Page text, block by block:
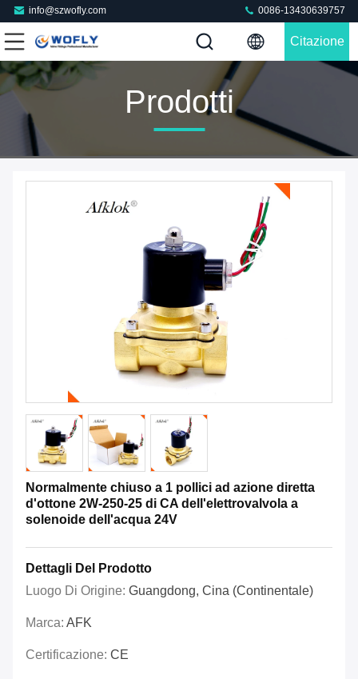
info@szwofly.com 0086-13430639757
Citazione
Prodotti
Normalmente chiuso a 1 pollici ad azione diretta
d'ottone 2W-250-25 di CA dell'elettrovalvola a
solenoide dell'acqua 24V
Dettagli Del Prodotto
Luogo Di Origine: Guangdong, Cina (continentale)
Marca: AFK
Certificazione: CE